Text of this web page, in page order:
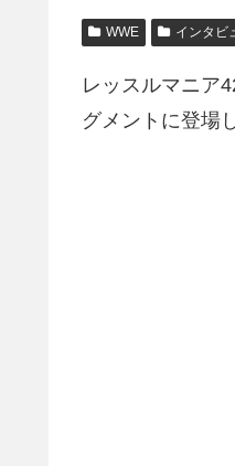
WWE インタビ
レッスルマニア
グメントに登場